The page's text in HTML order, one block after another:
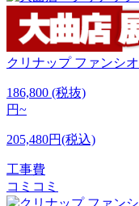
クリナップ ファンシオ
186,800 (税抜)
円~
205,480円(税込)
工事費
コミコミ